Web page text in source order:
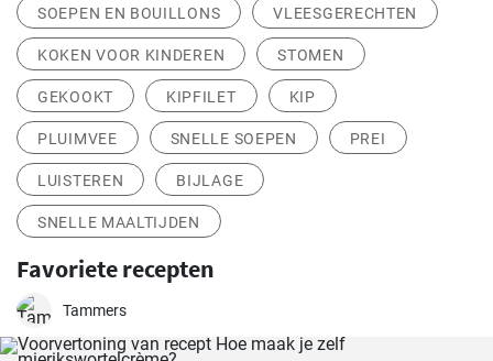
SOEPEN EN BOUILLONS VLEESGERECHTEN
KOKEN VOOR KINDEREN STOMEN
GEKOOKT KIPFILET KIP
PLUIMVEE SNELLE SOEPEN PREI
LUISTEREN BIJLAGE
SNELLE MAALTIJDEN
Favoriete recepten
Tammers